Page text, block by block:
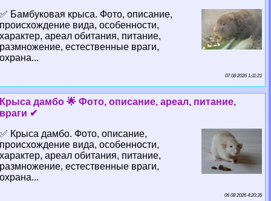
✅ Бамбуковая крыса. Фото, описание,
происхождение вида, особенности,
хаpaктер, ареал обитания, питание,
размножение, естественные враги,
охрана...
07 08 2026 1:11:21
Крыса дамбо 🌟 Фото, описание, ареал, питание,
враги ✔
✅ Крыса дамбо. Фото, описание,
происхождение вида, особенности,
хаpaктер, ареал обитания, питание,
размножение, естественные враги,
охрана...
06 08 2026 4:20:35